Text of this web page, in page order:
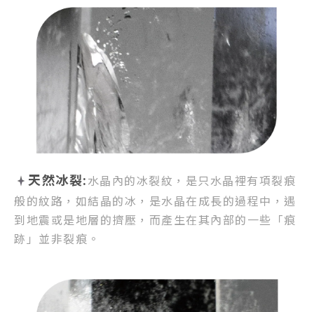
天然冰裂:水晶內的冰裂紋， 是只水晶裡有項裂痕
般的紋路， 如結晶的冰，是水晶在成長的過程中， 遇
到地震或是地層的擠壓， 而產生在其內部的一些「痕
跡」並非裂痕。